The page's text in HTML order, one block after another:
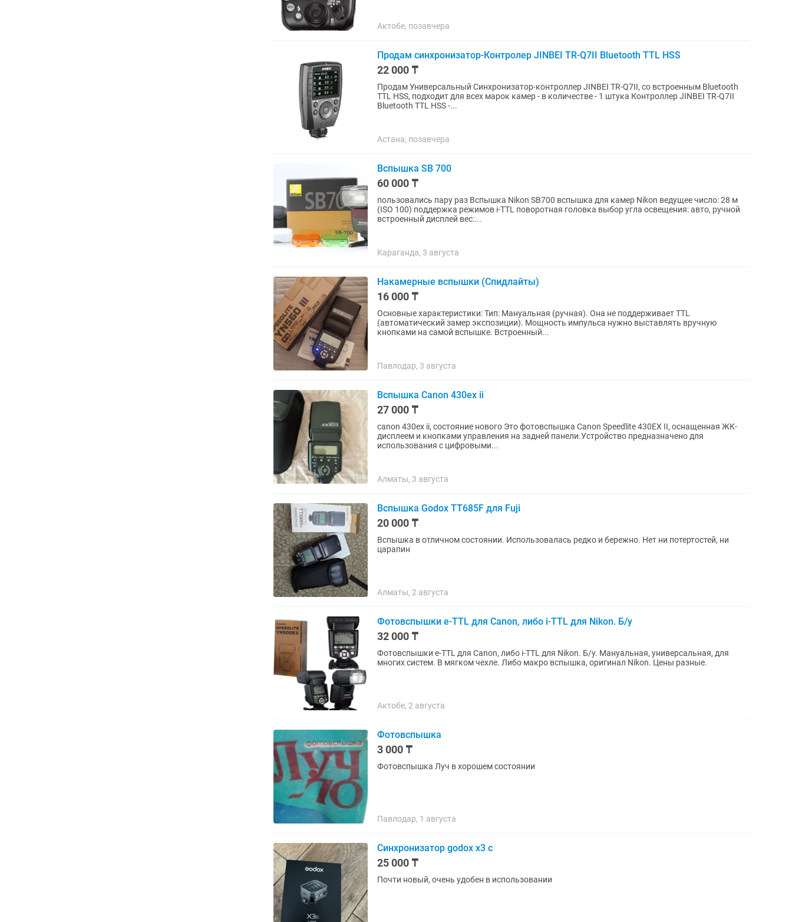
Актобе, позавчера
Продам синхронизатор-Контролер JINBEI TR-Q7II Bluetooth TTL HSS
22 000 ₸
Продам Универсальный Синхронизатор-контроллер JINBEI TR-Q7II, со встроенным Bluetooth
TTL HSS, подходит для всех марок камер - в количестве - 1 штука Контроллер JINBEI TR-Q7II
Bluetooth TTL HSS -...
Астана, позавчера
Вспышка SB 700
60 000 ₸
пользовались пару раз Вспышка Nikon SB700 вспышка для камер Nikon ведущее число: 28 м
(ISO 100) поддержка режимов i-TTL поворотная головка выбор угла освещения: авто, ручной
встроенный дисплей вес:...
Караганда, 3 августа
Накамерные вспышки (Спидлайты)
16 000 ₸
Основные характеристики: Тип: Мануальная (ручная). Она не поддерживает TTL
(автоматический замер экспозиции). Мощность импульса нужно выставлять вручную
кнопками на самой вспышке. Встроенный...
Павлодар, 3 августа
Вспышка Canon 430ex ii
27 000 ₸
canon 430ex ii, состояние нового Это фотовспышка Canon Speedlite 430EX II, оснащенная ЖК-
дисплеем и кнопками управления на задней панели.Устройство предназначено для
использования с цифровыми...
Алматы, 3 августа
Вспышка Godox TT685F для Fuji
20 000 ₸
Вспышка в отличном состоянии. Использовалась редко и бережно. Нет ни потертостей, ни
царапин
Алматы, 2 августа
Фотовспышки e-TTL для Canon, либо i-TTL для Nikon. Б/у
32 000 ₸
Фотовспышки e-TTL для Canon, либо i-TTL для Nikon. Б/у. Мануальная, универсальная, для
многих систем. В мягком чехле. Либо макро вспышка, оригинал Nikon. Цены разные.
Актобе, 2 августа
Фотовспышка
3 000 ₸
Фотовспышка Луч в хорошем состоянии
Павлодар, 1 августа
Синхронизатор godox x3 c
25 000 ₸
Почти новый, очень удобен в использовании